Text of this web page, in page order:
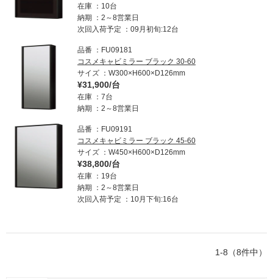
在庫
10台
納期
2～8営業日
次回入荷予定
09月初旬:12台
品番
FU09181
コスメキャビミラー ブラック 30-60
サイズ
W300×H600×D126mm
¥31,900/台
在庫
7台
納期
2～8営業日
品番
FU09191
コスメキャビミラー ブラック 45-60
サイズ
W450×H600×D126mm
¥38,800/台
在庫
19台
納期
2～8営業日
次回入荷予定
10月下旬:16台
1-8（8件中）